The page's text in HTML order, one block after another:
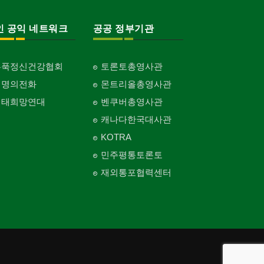
공익 네트워크
정신건강협회
의전화
희망연대
공공 정부기관
토론토총영사관
몬트리올총영사관
벤쿠버총영사관
캐나다한국대사관
KOTRA
민주평통토론토
재외통포협력센터